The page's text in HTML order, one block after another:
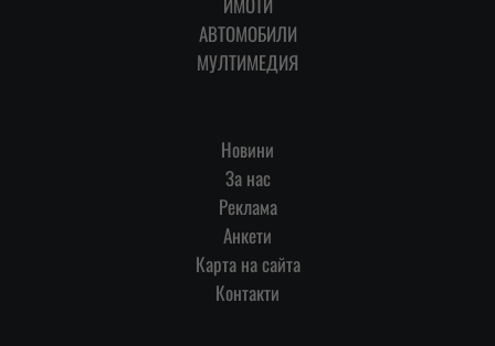
АВТОМОБИЛИ
МУЛТИМЕДИЯ
Новини
За нас
Реклама
Анкети
Карта на сайта
Контакти